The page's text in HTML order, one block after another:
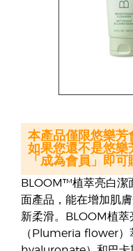
BLOOM™植萃亮白潔
面產品，能在增加肌
新柔滑。BLOOM植
（Plumeria flower
本產品僅限悠樂芳
如果您還不是悠樂
「成為會員」即可